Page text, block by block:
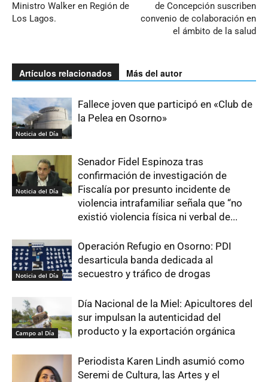
Ministro Walker en Región de
Los Lagos.
de Concepción suscriben
convenio de colaboración en
el ámbito de la salud
Artículos relacionados Más del autor
Noticia del Día
Fallece joven que participó en «Club de
la Pelea en Osorno»
Noticia del Día
Senador Fidel Espinoza tras
confirmación de investigación de
Fiscalía por presunto incidente de
violencia intrafamiliar señala que “no
existió violencia física ni verbal de...
Noticia del Día
Operación Refugio en Osorno: PDI
desarticula banda dedicada al
secuestro y tráfico de drogas
Campo al Día
Día Nacional de la Miel: Apicultores del
sur impulsan la autenticidad del
producto y la exportación orgánica
Periodista Karen Lindh asumió como
Seremi de Cultura, las Artes y el